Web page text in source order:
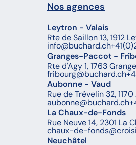
Nos agences
Leytron - Valais
Rte de Saillon 13, 1912
info@buchard.ch
Granges-Paccot -
Rte d'Agy 1, 1763
fribourg@buchard.ch
Aubonne - Vaud
Rue de Trévelin 32,
aubonne@buchard.ch
La Chaux-de-Fonds
Rue Neuve 14, 2301 La
chaux-de-
Neuchâtel